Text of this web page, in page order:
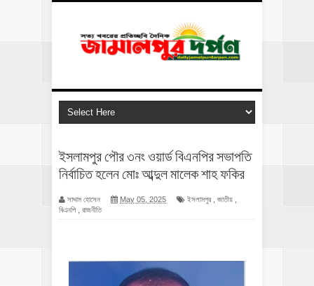
ইসলামপুর পৌর ৩নং ওয়ার্ড বিএনপির সভাপতি
নির্বাচিত হলেন মোঃ আব্দুল মালেক শাহ ফকির
সাদ্দাম হোসেন May 05, 2025 ইসলামপুর জাতীয়
বিএনপি, রাজনীতি